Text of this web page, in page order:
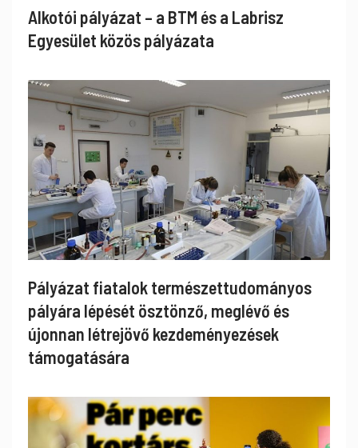
Alkotói pályázat – a BTM és a Labrisz
Egyesület közös pályázata
Pályázat fiatalok természettudományos
pályára lépését ösztönző, meglévő és
újonnan létrejövő kezdeményezések
támogatására